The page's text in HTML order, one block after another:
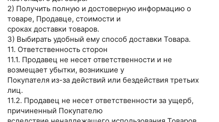
2) Получить полную и достоверную информацию о
товаре, Продавце, стоимости и
сроках доставки товаров.
3) Выбирать удобный ему способ доставки Товара.
11. Ответственность сторон
11.1. Продавец не несет ответственности и не
возмещает убытки, возникшие у
Покупателя из-за действий или бездействия третьих
лиц.
11.2. Продавец не несет ответственности за ущерб,
причиненный Покупателю